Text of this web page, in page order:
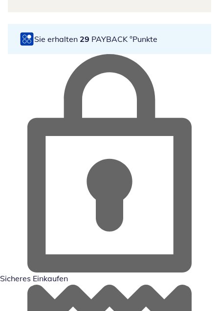
Sie erhalten 29 PAYBACK °Punkte
Sicheres Einkaufen